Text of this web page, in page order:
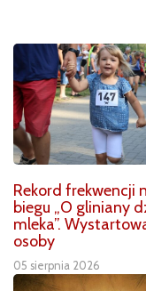
Rekord frekwencji
biegu „O gliniany
mleka”.
osoby
05 sierpnia 2026